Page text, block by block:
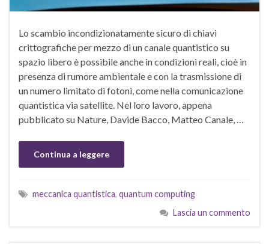
Lo scambio incondizionatamente sicuro di chiavi
crittografiche per mezzo di un canale quantistico su
spazio libero è possibile anche in condizioni reali, cioè in
presenza di rumore ambientale e con la trasmissione di
un numero limitato di fotoni, come nella comunicazione
quantistica via satellite. Nel loro lavoro, appena
pubblicato su Nature, Davide Bacco, Matteo Canale, …
Continua a leggere
meccanica quantistica, quantum computing
Lascia un commento